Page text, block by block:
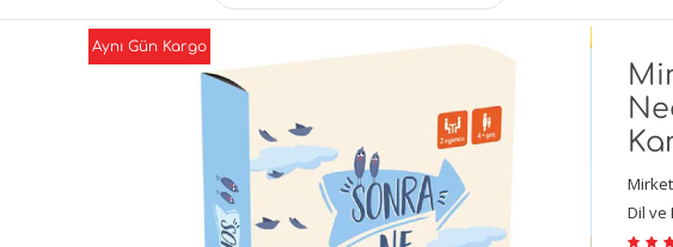
Aynı Gün Kargo
Mirket
Dil ve